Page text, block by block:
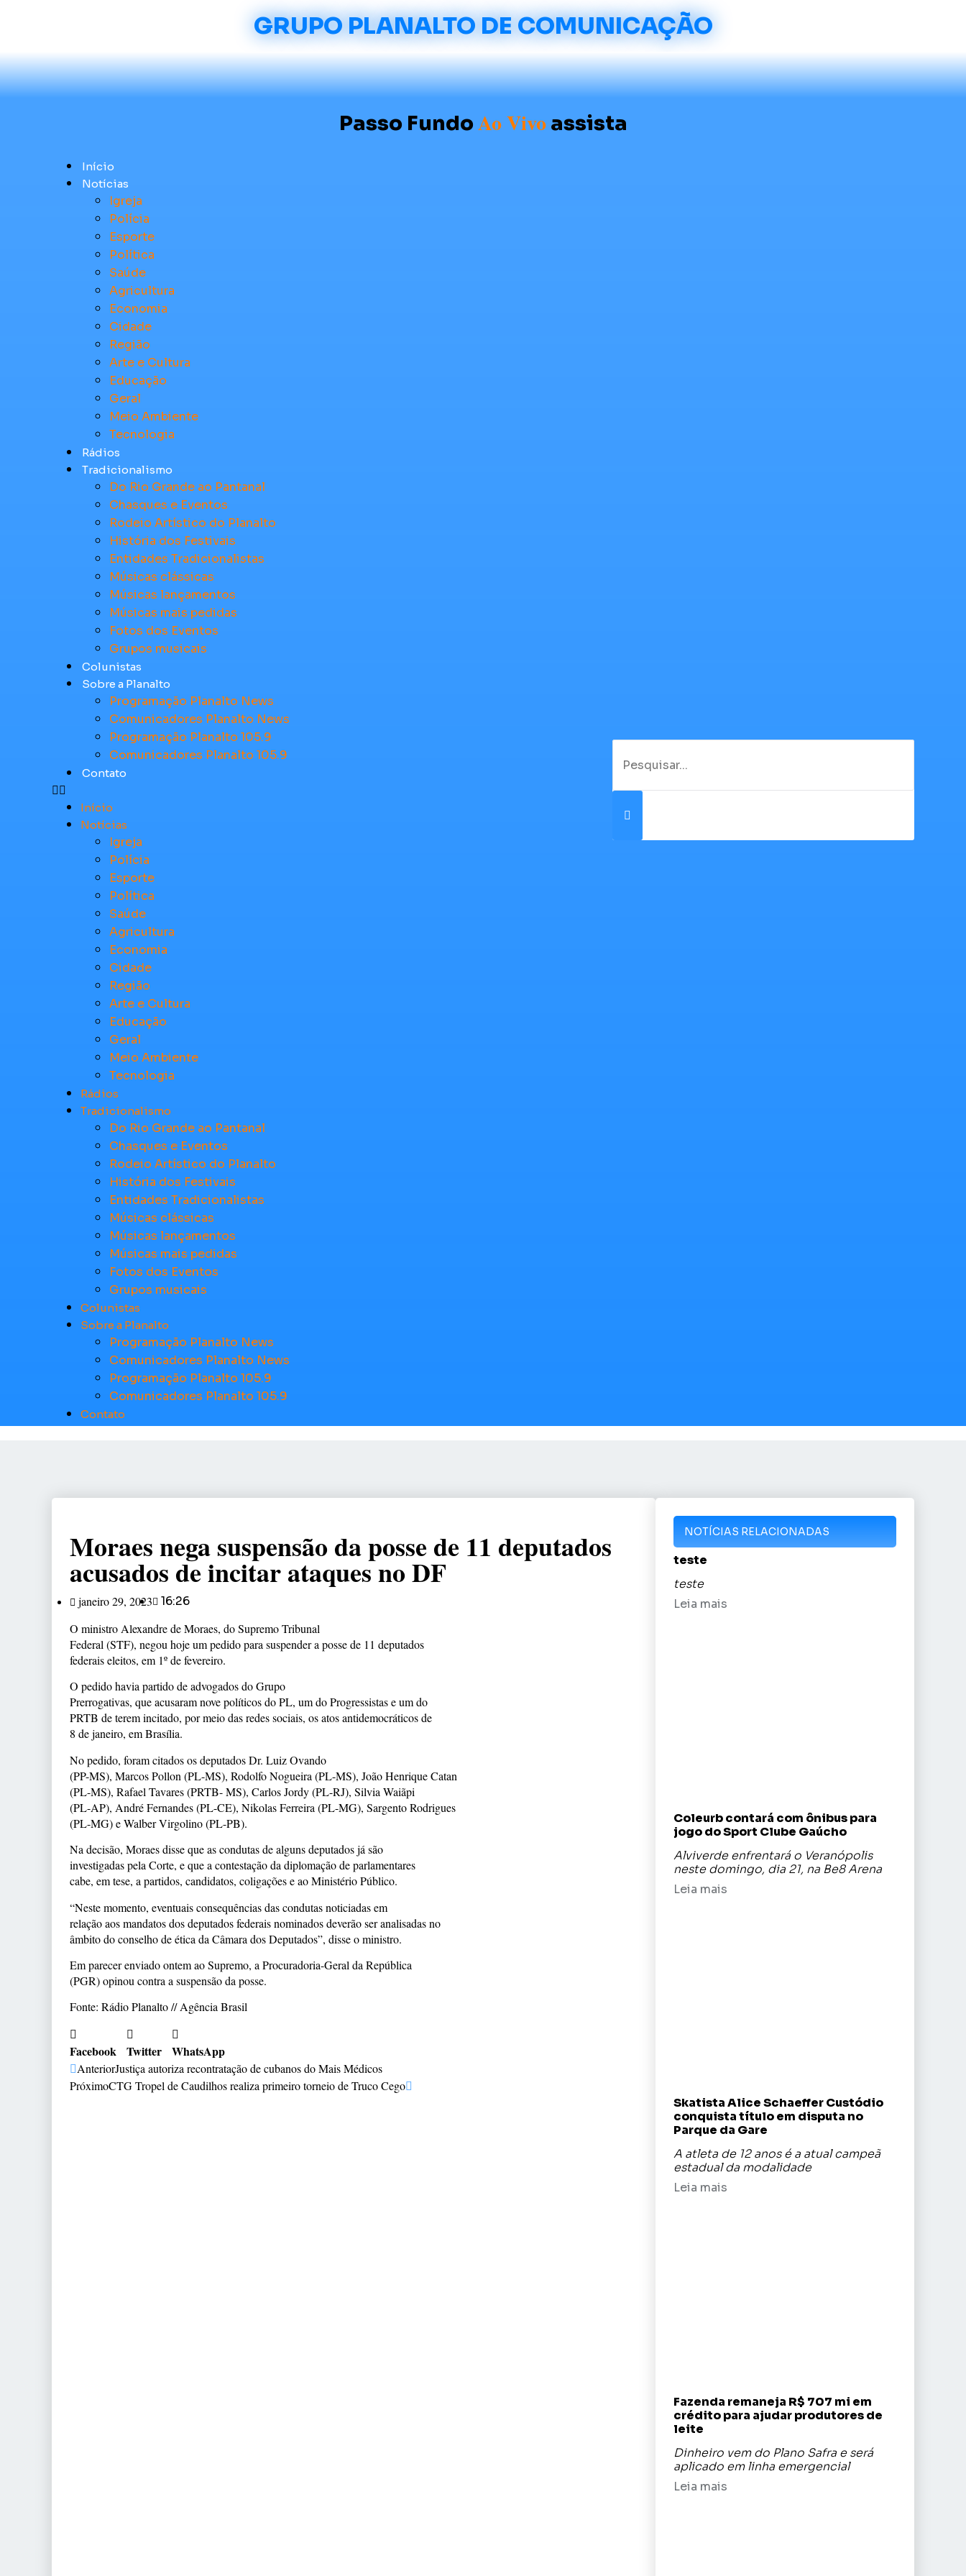
GRUPO PLANALTO DE COMUNICAÇÃO
Passo Fundo Ao Vivo assista
Início
Notícias
Igreja
Polícia
Esporte
Política
Saúde
Agricultura
Economia
Cidade
Região
Arte e Cultura
Educação
Geral
Meio Ambiente
Tecnologia
Rádios
Tradicionalismo
Do Rio Grande ao Pantanal
Chasques e Eventos
Rodeio Artístico do Planalto
História dos Festivais
Entidades Tradicionalistas
Músicas clássicas
Músicas lançamentos
Músicas mais pedidas
Fotos dos Eventos
Grupos musicais
Colunistas
Sobre a Planalto
Programação Planalto News
Comunicadores Planalto News
Programação Planalto 105.9
Comunicadores Planalto 105.9
Contato
Início
Notícias
Igreja
Polícia
Esporte
Política
Saúde
Agricultura
Economia
Cidade
Região
Arte e Cultura
Educação
Geral
Meio Ambiente
Tecnologia
Rádios
Tradicionalismo
Do Rio Grande ao Pantanal
Chasques e Eventos
Rodeio Artístico do Planalto
História dos Festivais
Entidades Tradicionalistas
Músicas clássicas
Músicas lançamentos
Músicas mais pedidas
Fotos dos Eventos
Grupos musicais
Colunistas
Sobre a Planalto
Programação Planalto News
Comunicadores Planalto News
Programação Planalto 105.9
Comunicadores Planalto 105.9
Contato
Moraes nega suspensão da posse de 11 deputados
acusados de incitar ataques no DF
janeiro 29, 2023
16:26
O ministro Alexandre de Moraes, do Supremo Tribunal
Federal (STF), negou hoje um pedido para suspender a posse de 11 deputados
federais eleitos, em 1º de fevereiro.
O pedido havia partido de advogados do Grupo
Prerrogativas, que acusaram nove políticos do PL, um do Progressistas e um do
PRTB de terem incitado, por meio das redes sociais, os atos antidemocráticos de
8 de janeiro, em Brasília.
No pedido, foram citados os deputados Dr. Luiz Ovando
(PP-MS), Marcos Pollon (PL-MS), Rodolfo Nogueira (PL-MS), João Henrique Catan
(PL-MS), Rafael Tavares (PRTB- MS), Carlos Jordy (PL-RJ), Silvia Waiãpi
(PL-AP), André Fernandes (PL-CE), Nikolas Ferreira (PL-MG), Sargento Rodrigues
(PL-MG) e Walber Virgolino (PL-PB).
Na decisão, Moraes disse que as condutas de alguns deputados já são
investigadas pela Corte, e que a contestação da diplomação de parlamentares
cabe, em tese, a partidos, candidatos, coligações e ao Ministério Público.
“Neste momento, eventuais consequências das condutas noticiadas em
relação aos mandatos dos deputados federais nominados deverão ser analisadas no
âmbito do conselho de ética da Câmara dos Deputados”, disse o ministro.
Em parecer enviado ontem ao Supremo, a Procuradoria-Geral da República
(PGR) opinou contra a suspensão da posse.
Fonte: Rádio Planalto // Agência Brasil
Facebook Twitter WhatsApp
AnteriorJustiça autoriza recontratação de cubanos do Mais Médicos
PróximoCTG Tropel de Caudilhos realiza primeiro torneio de Truco Cego
NOTÍCIAS RELACIONADAS
teste
teste
Leia mais
Coleurb contará com ônibus para
jogo do Sport Clube Gaúcho
Alviverde enfrentará o Veranópolis
neste domingo, dia 21, na Be8 Arena
Leia mais
Skatista Alice Schaeffer Custódio
conquista título em disputa no
Parque da Gare
A atleta de 12 anos é a atual campeã
estadual da modalidade
Leia mais
Fazenda remaneja R$ 707 mi em
crédito para ajudar produtores de
leite
Dinheiro vem do Plano Safra e será
aplicado em linha emergencial
Leia mais